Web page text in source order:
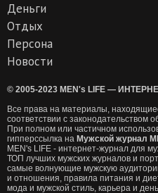
Деньги
Отдых
Персона
Новости
© 2005-2023 MEN's LIFE —
Все права на материалы,
соответствии с законодательством
При полном или частичном
гипперссылка на Мужской журнал
MEN's LIFE - интернет-журнал для
ТОП лучших мужских журналов и
самые волнующие мужскую
и отношения, правила питания и
мода и мужской стиль, карьера и